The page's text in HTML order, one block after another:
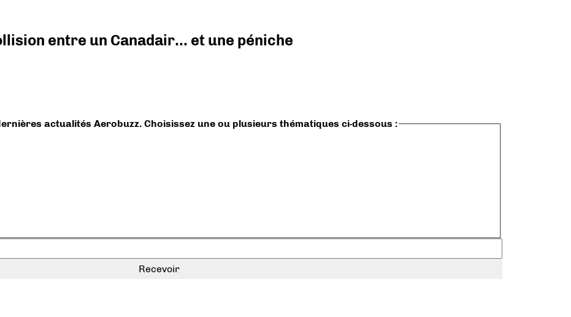
entre un Canadair… et une péniche
actualités Aerobuzz. Choisissez une ou plusieurs thématiques ci-dessous :